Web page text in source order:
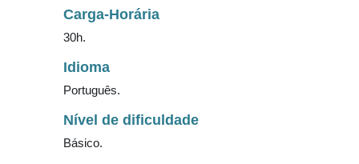
Carga-Horária
30h.
Idioma
Português.
Nível de dificuldade
Básico.